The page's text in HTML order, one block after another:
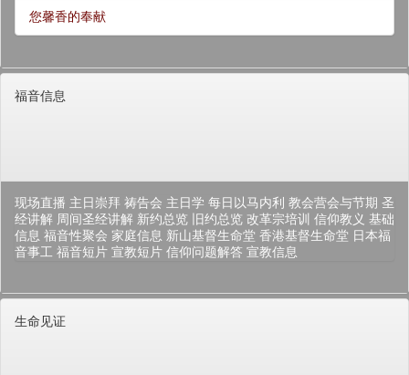
您馨香的奉献
福音信息
现场直播 主日崇拜 祷告会 主日学 每日以马内利 教会营会与节期 圣
经讲解 周间圣经讲解 新约总览 旧约总览 改革宗培训 信仰教义 基础
信息 福音性聚会 家庭信息 新山基督生命堂 香港基督生命堂 日本福
音事工 福音短片 宣教短片 信仰问题解答 宣教信息
生命见证